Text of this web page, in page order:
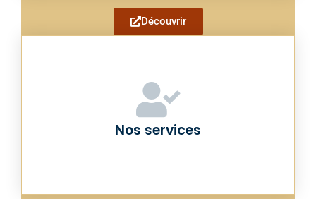
Découvrir
Nos services